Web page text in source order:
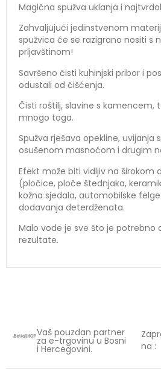
Magična spužva uklanja i
Zahvaljujući jedinstvenom
spužvica će se razigrano nositi s
prljavštinom!
Savršeno čisti kuhinjski pribor i
odustali od čišćenja.
Čisti roštilj, slavine s kamencem,
mnogo toga.
Spužva rješava opekline, uvijanja
osušenom masnoćom i drugim
Efekt može biti vidljiv na širokom
(pločice, ploče štednjaka,
kožna sjedala, automobilske
dodavanja deterdženata.
Malo vode je sve što je
rezultate.
Vaš pouzdan partner
za e-trgovinu u Bosni
i Hercegovini.
na :